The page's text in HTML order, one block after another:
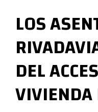
M
e
c
h
a
LOS
DEL